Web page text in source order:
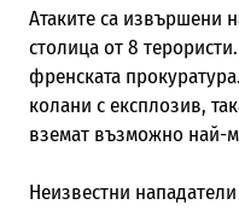
Атаките са извършени
столица от 8
френската
колани с експлозив,
вземат възможно най-
Неизвестни